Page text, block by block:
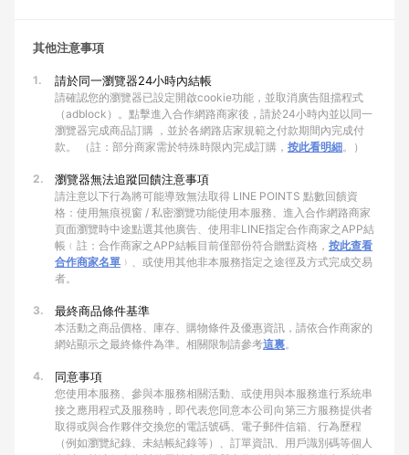
其他注意事項
1. 請於同一瀏覽器24小時內結帳
請確認您的瀏覽器已設定開啟cookie功能，並取消廣告阻擋程式
（adblock）。點擊進入合作網路商家後，請於24小時內並以同一
瀏覽器完成商品訂購 ，並於各網路店家規範之付款期間內完成付
款。 （註：部分商家需於特殊時限內完成訂購， 按此看明細。）
2. 瀏覽器無法追蹤回饋注意事項
請注意以下行為將可能導致無法取得 LINE POINTS 點數回饋資
格：使用無痕視窗 / 私密瀏覽功能使用本服務、進入合作網路商家
頁面瀏覽時中途點選其他廣告、使用非LINE指定合作商家之APP結
帳﹙註：合作商家之APP結帳目前僅部份符合贈點資格， 按此查看
合作商家名單 ﹚、或使用其他非本服務指定之途徑及方式完成交易
者。
3. 最終商品條件基準
本活動之商品價格、庫存、購物條件及優惠資訊，請依合作商家的
網站顯示之最終條件為準。相關限制請參考這裏。
4. 同意事項
您使用本服務、參與本服務相關活動、或使用與本服務進行系統串
接之應用程式及服務時，即代表您同意本公司向第三方服務提供者
取得或與合作夥伴交換您的電話號碼、電子郵件信箱、行為歷程
（例如瀏覽紀錄、未結帳紀錄等）、訂單資訊、用戶識別碼等個人